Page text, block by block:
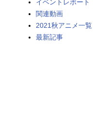
イベントレポート
関連動画
2021秋アニメ一覧
最新記事